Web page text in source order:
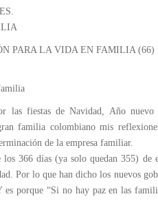
PARA LA VIDA EN FAMILIA (66)
las fiestas de Navidad, Año
familia colombiano mis
de la empresa familiar.
los 366 días (ya solo quedan 355)
Por lo que han dicho los nuevos
porque “Si no hay paz en las